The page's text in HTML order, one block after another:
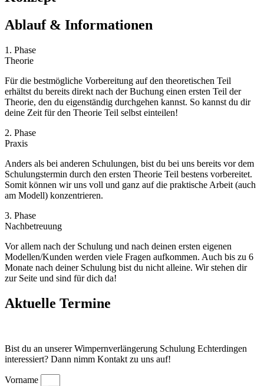
Ablauf & Informationen
1. Phase
Theorie
Für die bestmögliche Vorbereitung auf den theoretischen Teil
erhältst du bereits direkt nach der Buchung einen ersten Teil der
Theorie, den du eigenständig durchgehen kannst. So kannst du dir
deine Zeit für den Theorie Teil selbst einteilen!
2. Phase
Praxis
Anders als bei anderen Schulungen, bist du bei uns bereits vor dem
Schulungstermin durch den ersten Theorie Teil bestens vorbereitet.
Somit können wir uns voll und ganz auf die praktische Arbeit (auch
am Modell) konzentrieren.
3. Phase
Nachbetreuung
Vor allem nach der Schulung und nach deinen ersten eigenen
Modellen/Kunden werden viele Fragen aufkommen. Auch bis zu 6
Monate nach deiner Schulung bist du nicht alleine. Wir stehen dir
zur Seite und sind für dich da!
Aktuelle Termine
Bist du an unserer Wimpernverlängerung Schulung Echterdingen
interessiert? Dann nimm Kontakt zu uns auf!
Vorname